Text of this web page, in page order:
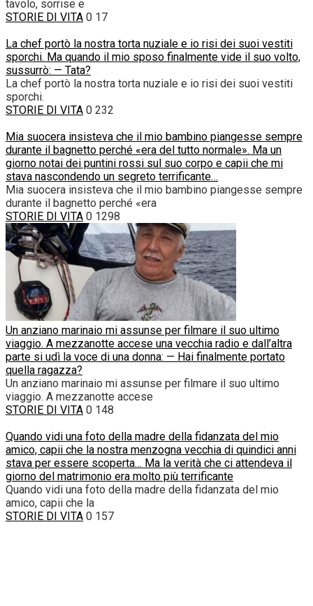
tavolo, sorrise e
STORIE DI VITA 0 17
La chef portò la nostra torta nuziale e io risi dei suoi vestiti
sporchi. Ma quando il mio sposo finalmente vide il suo volto,
sussurrò: — Tata?
La chef portò la nostra torta nuziale e io risi dei suoi vestiti
sporchi.
STORIE DI VITA 0 232
Mia suocera insisteva che il mio bambino piangesse sempre
durante il bagnetto perché «era del tutto normale». Ma un
giorno notai dei puntini rossi sul suo corpo e capii che mi
stava nascondendo un segreto terrificante…
Mia suocera insisteva che il mio bambino piangesse sempre
durante il bagnetto perché «era
STORIE DI VITA 0 1298
Un anziano marinaio mi assunse per filmare il suo ultimo
viaggio. A mezzanotte accese una vecchia radio e dall’altra
parte si udì la voce di una donna: — Hai finalmente portato
quella ragazza?
Un anziano marinaio mi assunse per filmare il suo ultimo
viaggio. A mezzanotte accese
STORIE DI VITA 0 148
Quando vidi una foto della madre della fidanzata del mio
amico, capii che la nostra menzogna vecchia di quindici anni
stava per essere scoperta… Ma la verità che ci attendeva il
giorno del matrimonio era molto più terrificante
Quando vidi una foto della madre della fidanzata del mio
amico, capii che la
STORIE DI VITA 0 157